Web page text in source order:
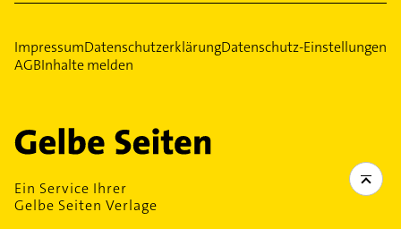
ImpressumDatenschutzerklärungDatenschutz-Einstellungen
AGBInhalte melden
Ein Service Ihrer
Gelbe Seiten Verlage